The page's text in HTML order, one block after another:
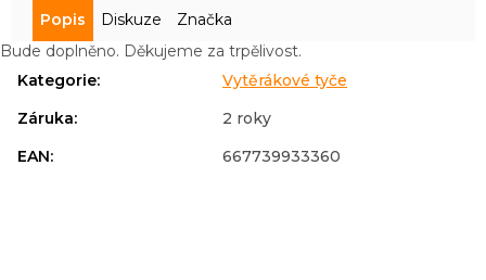
Popis Diskuze
Značka
Bude doplněno. Děkujeme za trpělivost.
Kategorie:
Vytěrákové tyče
Záruka:
2 roky
EAN: 667739933360